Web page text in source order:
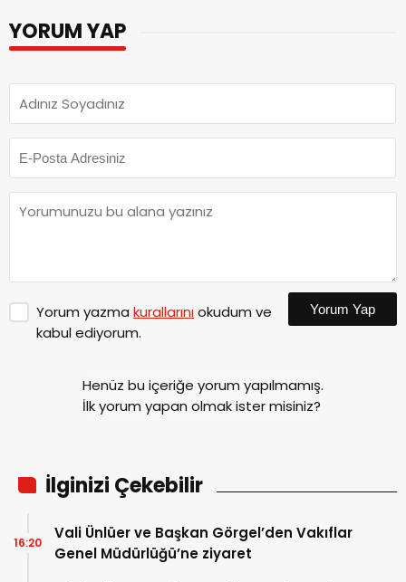
YORUM YAP
Yorum yazma kurallarınıokudum ve
kabul ediyorum.
Yorum Yap
Henüz bu içeriğe yorum yapılmamış.
İlk yorum yapan olmak ister misiniz?
İlginizi Çekebilir
Vali Ünlüer ve Başkan Görgel’den Vakıflar
Genel Müdürlüğü’ne ziyaret
16:20